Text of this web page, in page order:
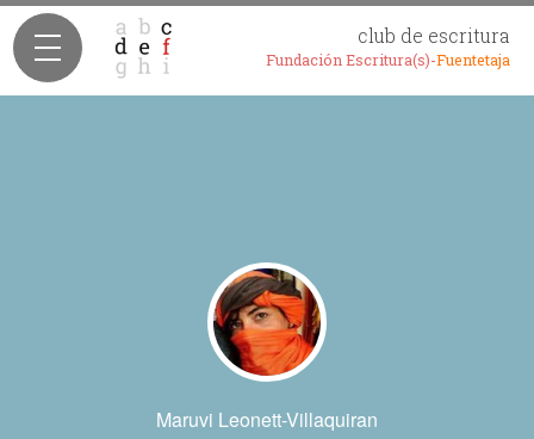
club de escritura
Fundación Escritura(s)-Fuentetaja
Maruvi Leonett-Villaquiran